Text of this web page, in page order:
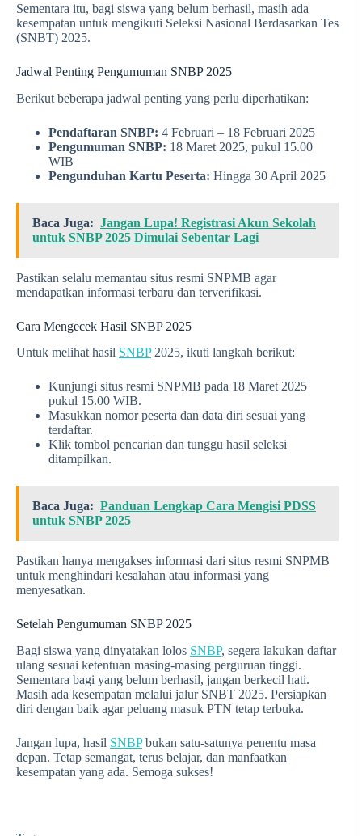
Sementara itu, bagi siswa yang belum berhasil, masih ada
kesempatan untuk mengikuti Seleksi Nasional Berdasarkan Tes
(SNBT) 2025.
Jadwal Penting Pengumuman SNBP 2025
Berikut beberapa jadwal penting yang perlu diperhatikan:
Pendaftaran SNBP: 4 Februari – 18 Februari 2025
Pengumuman SNBP: 18 Maret 2025, pukul 15.00
WIB
Pengunduhan Kartu Peserta: Hingga 30 April 2025
Baca Juga: Jangan Lupa! Registrasi Akun Sekolah
untuk SNBP 2025 Dimulai Sebentar Lagi
Pastikan selalu memantau situs resmi SNPMB agar
mendapatkan informasi terbaru dan terverifikasi.
Cara Mengecek Hasil SNBP 2025
Untuk melihat hasil SNBP2025, ikuti langkah berikut:
Kunjungi situs resmi SNPMB pada 18 Maret 2025
pukul 15.00 WIB.
Masukkan nomor peserta dan data diri sesuai yang
terdaftar.
Klik tombol pencarian dan tunggu hasil seleksi
ditampilkan.
Baca Juga: Panduan Lengkap Cara Mengisi PDSS
untuk SNBP 2025
Pastikan hanya mengakses informasi dari situs resmi SNPMB
untuk menghindari kesalahan atau informasi yang
menyesatkan.
Setelah Pengumuman SNBP 2025
Bagi siswa yang dinyatakan lolos SNBP, segera lakukan daftar
ulang sesuai ketentuan masing-masing perguruan tinggi.
Sementara bagi yang belum berhasil, jangan berkecil hati.
Masih ada kesempatan melalui jalur SNBT 2025. Persiapkan
diri dengan baik agar peluang masuk PTN tetap terbuka.
Jangan lupa, hasil SNBPbukan satu-satunya penentu masa
depan. Tetap semangat, terus belajar, dan manfaatkan
kesempatan yang ada. Semoga sukses!